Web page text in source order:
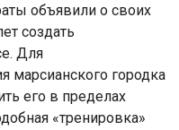
объявили о своих
создать
Для
марсианского городка
его в пределах
«тренировка»